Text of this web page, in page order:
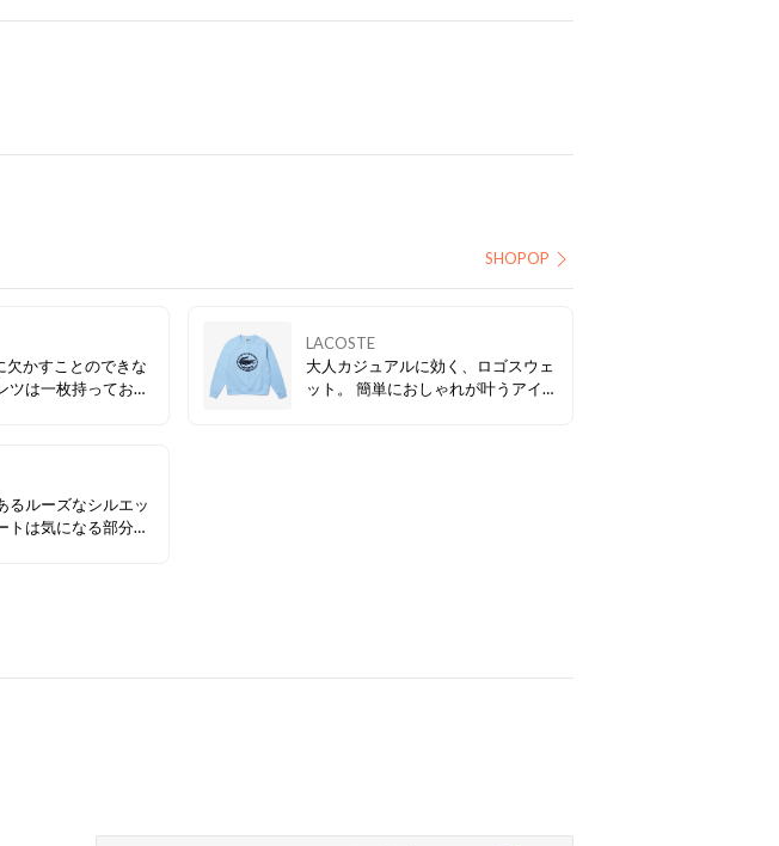
SHOPOP
欠かすことのできな
ツは一枚持っておく
LACOSTE
大人カジュアルに効く、ロゴスウェ
ット。 簡単におしゃれが叶うアイテ
るルーズなシルエッ
トは気になる部分も